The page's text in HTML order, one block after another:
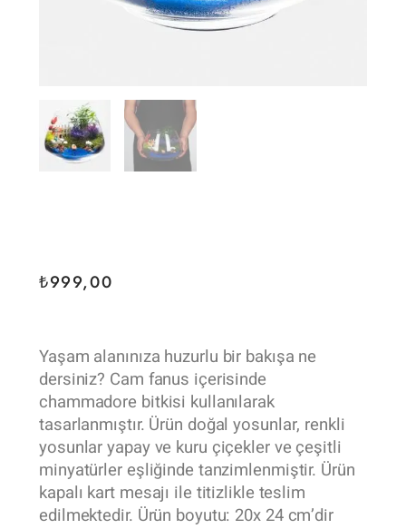
₺999,00
Yaşam alanınıza huzurlu bir bakışa ne
dersiniz? Cam fanus içerisinde
chammadore bitkisi kullanılarak
tasarlanmıştır. Ürün doğal yosunlar, renkli
yosunlar yapay ve kuru çiçekler ve çeşitli
minyatürler eşliğinde tanzimlenmiştir. Ürün
kapalı kart mesajı ile titizlikle teslim
edilmektedir. Ürün boyutu: 20x 24 cm’dir